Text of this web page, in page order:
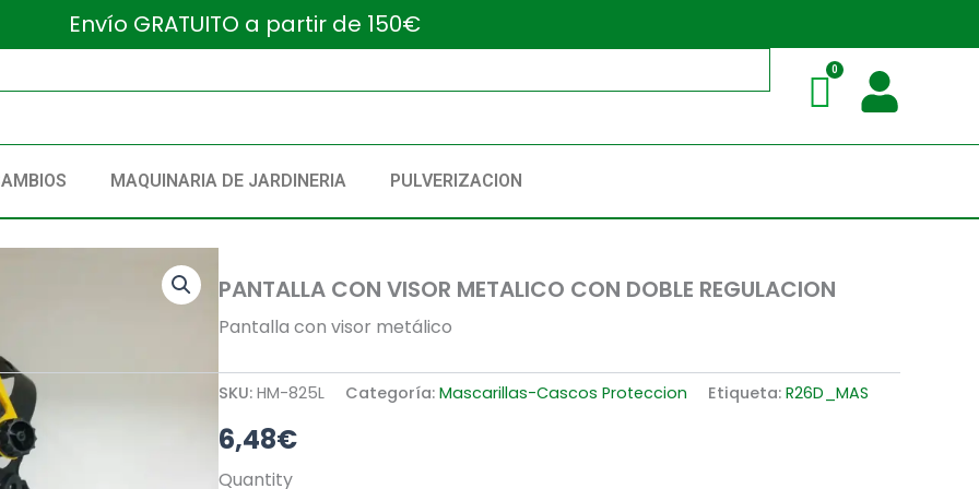
Envío GRATUITO a partir de 150€
MAQUINARIA DE JARDINERIA PULVERIZACION
PANTALLA CON VISOR METALICO CON DOBLE REGULACION
Pantalla con visor metálico
SKU: HM-825L Categoría: Mascarillas-Cascos Proteccion Etiqueta: R26D_MAS
6,48€
Quantity
PANTALLA